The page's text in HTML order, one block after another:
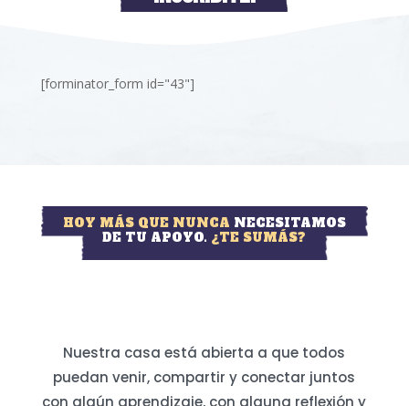
[forminator_form id="43"]
HOY MÁS QUE NUNCA NECESITAMOS
DE TU APOYO. ¿TE SUMÁS?
Nuestra casa está abierta a que todos
puedan venir, compartir y conectar juntos
con algún aprendizaje, con alguna reflexión y